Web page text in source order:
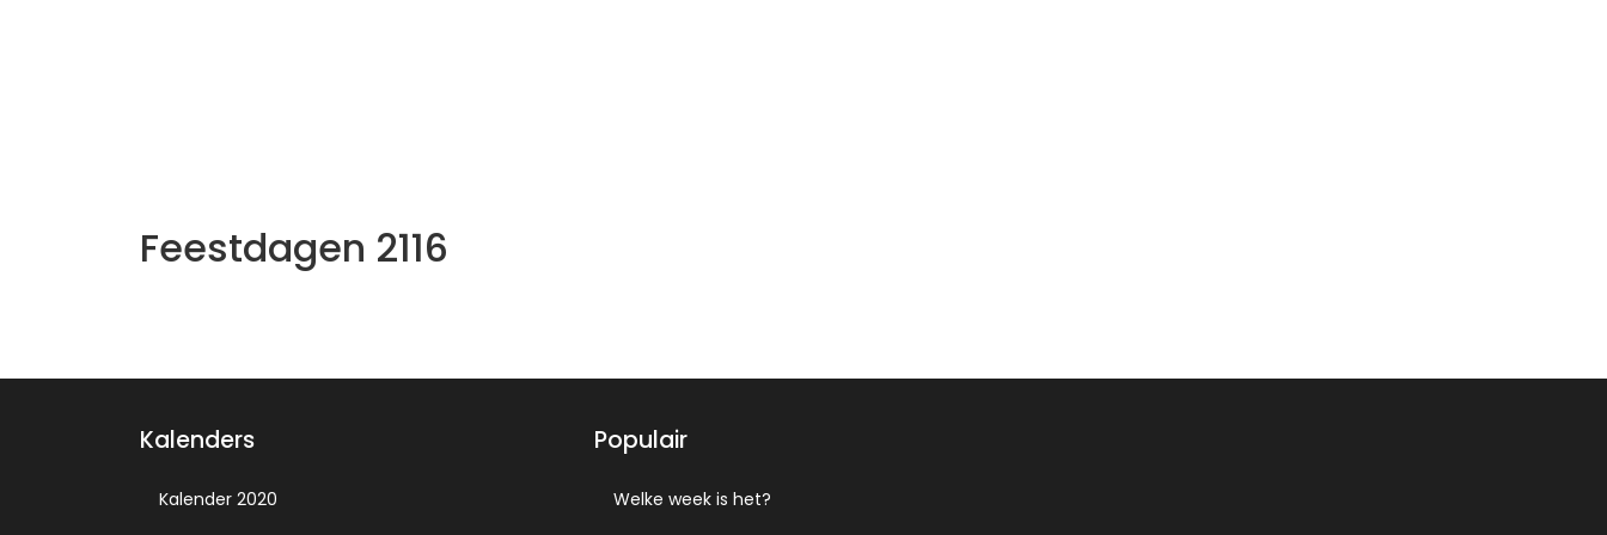
Feestdagen 2116
Kalenders
Kalender 2020
Populair
Welke week is het?